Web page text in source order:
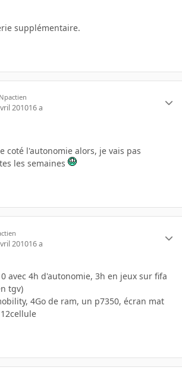
supplémentaire.
201016 a
coté l'autonomie alors, je vais pas
les semaines
201016 a
avec 4h d'autonomie, 3h en jeux sur fifa
tgv)
4Go de ram, un p7350, écran mat